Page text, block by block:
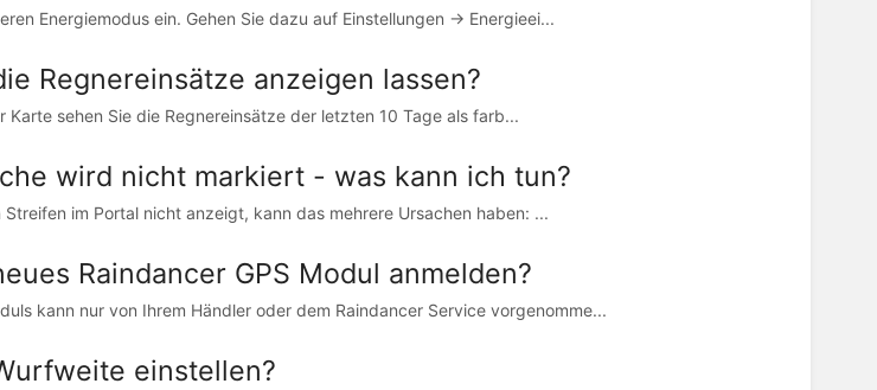
Energiemodus ein. Gehen Sie dazu auf Einstellungen → Energieei...
Regnereinsätze anzeigen lassen?
Karte sehen Sie die Regnereinsätze der letzten 10 Tage als farb...
wird nicht markiert - was kann ich tun?
im Portal nicht anzeigt, kann das mehrere Ursachen haben: ...
Raindancer GPS Modul anmelden?
kann nur von Ihrem Händler oder dem Raindancer Service vorgenomme...
einstellen?